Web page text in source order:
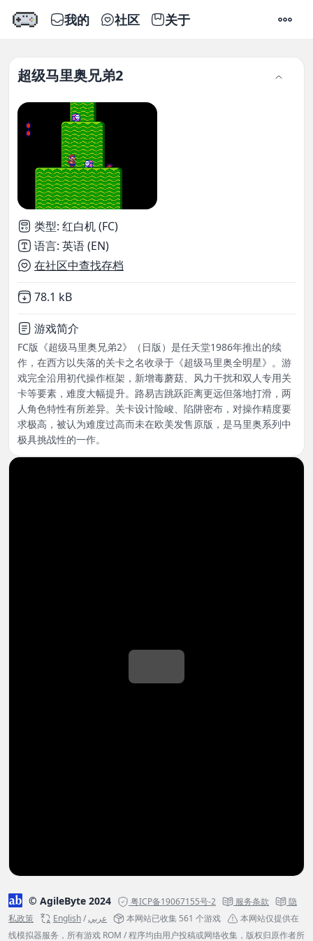
我的 社区 关于 设置
超级马里奥兄弟2
类型: 红白机 (FC)
语言: 英语 (EN)
在社区中查找存档
Not downloaded
78.1 kB
游戏简介
FC版《超级马里奥兄弟2》（日版）是任天堂1986年推出的续
作，在西方以失落的关卡之名收录于《超级马里奥全明星》。游
戏完全沿用初代操作框架，新增毒蘑菇、风力干扰和双人专用关
卡等要素，难度大幅提升。路易吉跳跃距离更远但落地打滑，两
人角色特性有所差异。关卡设计险峻、陷阱密布，对操作精度要
求极高，被认为难度过高而未在欧美发售原版，是马里奥系列中
极具挑战性的一作。
© AgileByte 2024 粤ICP备19067155号-2 服务条款
隐
私政策
English/عربي 本网站已收集 561 个游戏
本网站仅提供在
线模拟器服务，所有游戏 ROM / 程序均由用户投稿或网络收集，版权归原作者所